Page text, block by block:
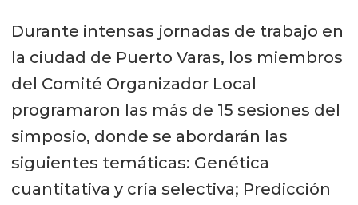
Durante intensas jornadas de trabajo en
la ciudad de Puerto Varas, los miembros
del Comité Organizador Local
programaron las más de 15 sesiones del
simposio, donde se abordarán las
siguientes temáticas: Genética
cuantitativa y cría selectiva; Predicción